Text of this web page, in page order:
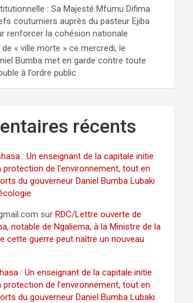
: Sa Majesté Mfumu Difima
coutumiers auprès du pasteur Ejiba
renforcer la cohésion nationale
« ville morte » ce mercredi, le
Bumba met en garde contre toute
à l’ordre public
récents
: Un enseignant de la capitale initie
protection de l’environnement, tout en
du gouverneur Daniel Bumba Lubaki
surRDC/Lettre ouverte de
notable de Ngaliema, à la Ministre de la
cette guerre peut naître un nouveau
: Un enseignant de la capitale initie
protection de l’environnement, tout en
du gouverneur Daniel Bumba Lubaki